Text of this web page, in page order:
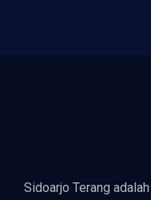
Sidoarjo Terang